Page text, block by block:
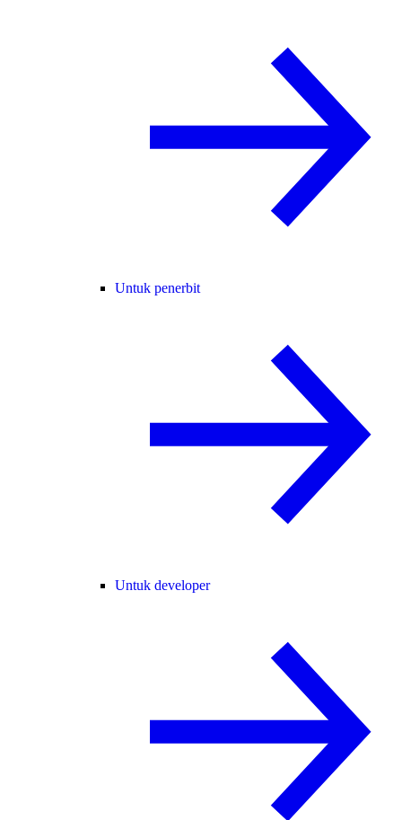
Untuk penerbit
Untuk developer